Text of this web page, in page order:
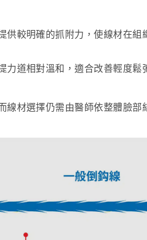
供較明確的抓附力，使線材在組
力道相對溫和，適合改善輕度鬆
線材選擇仍需由醫師依整體臉部